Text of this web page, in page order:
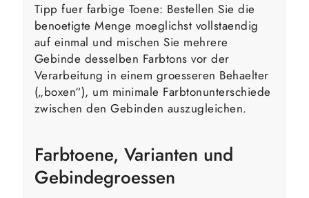
Tipp fuer farbige Toene: Bestellen Sie die
benoetigte Menge moeglichst vollstaendig
auf einmal und mischen Sie mehrere
Gebinde desselben Farbtons vor der
Verarbeitung in einem groesseren Behaelter
(„boxen“), um minimale Farbtonunterschiede
zwischen den Gebinden auszugleichen.
Farbtoene, Varianten und
Gebindegroessen